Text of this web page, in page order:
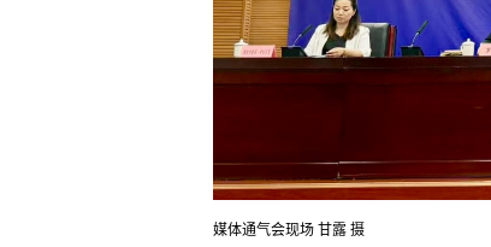
媒体通气会现场 甘露 摄